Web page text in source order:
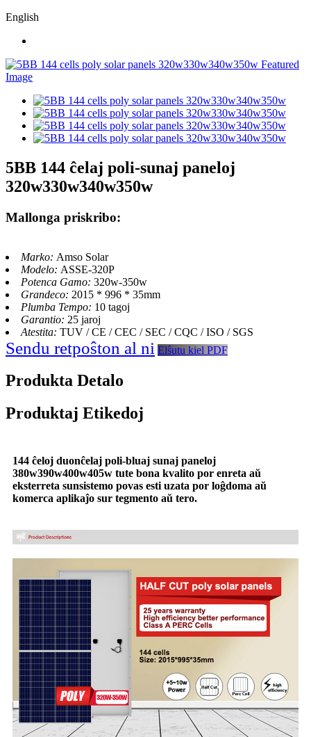
English
5BB 144 ĉelaj poli-sunaj paneloj
320w330w340w350w
Mallonga priskribo:
Marko: Amso Solar
Modelo: ASSE-320P
Potenca Gamo: 320w-350w
Grandeco: 2015 * 996 * 35mm
Plumba Tempo: 10 tagoj
Garantio: 25 jaroj
Atestita: TUV / CE / CEC / SEC / CQC / ISO / SGS
Sendu retpoŝton al ni Elŝutu kiel PDF
Produkta Detalo
Produktaj Etikedoj
144 ĉeloj duonĉelaj poli-bluaj sunaj paneloj
380w390w400w405w tute bona kvalito por enreta aŭ
eksterreta sunsistemo povas esti uzata por loĝdoma aŭ
komerca aplikaĵo sur tegmento aŭ tero.